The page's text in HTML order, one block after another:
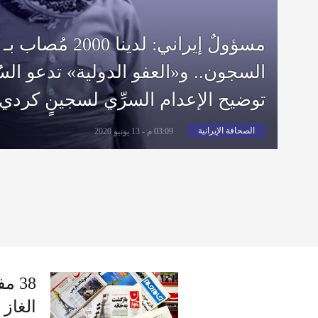
مسؤولٌ إيراني:
السجون.. و«العفو الدولية» تدعو
توضيح الإعدام السرِّي لسجينٍ كردي
الصحافة الإيرانية 03:09 م - 13 يونيو 2020
الغاز